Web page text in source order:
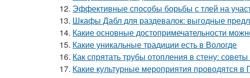
12. Эффективные способы борьбы с тлей на
13. Шкафы Дабл для раздевалок: выгодные
14. Какие основные достопримечательности
15. Какие уникальные традиции есть в Вологде
16. Как спрятать трубы отопления в стену:
17. Какие культурные мероприятия проводятся в